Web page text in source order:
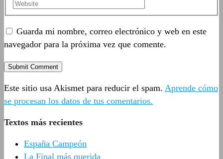
Guarda mi nombre, correo electrónico y web en este
navegador para la próxima vez que comente.
Este sitio usa Akismet para reducir el spam. Aprende cómo
se procesan los datos de tus comentarios.
Textos más recientes
España Campeón
La Final más querida